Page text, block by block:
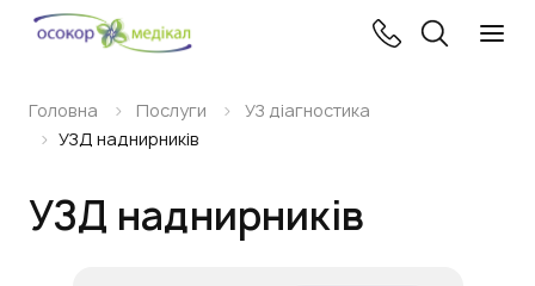
Головна Послуги
УЗ діагностика
УЗД наднирників
УЗД наднирників